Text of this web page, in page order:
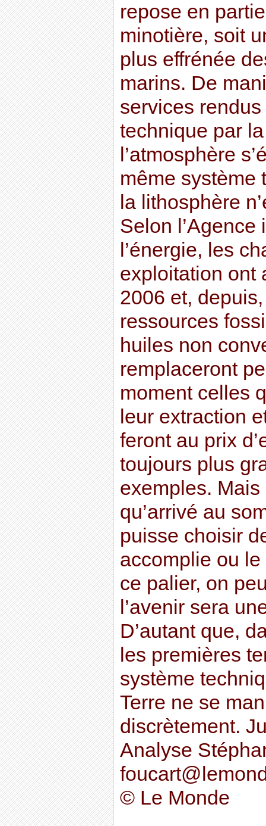
repose en
minotière, soit
plus effrénée
marins. De
services
technique par
l’atmosphère
même système
la lithosphère
Selon
l’énergie, les
exploitation ont
2006 et,
ressources
huiles non
remplaceront
moment celles
leur extraction
feront au prix
toujours plus
exemples.
qu’arrivé au
puisse choisir
accomplie ou
ce palier, on
l’avenir sera
D’autant que,
les premières
système
Terre ne se
discrètement.
Analyse
© Le Monde